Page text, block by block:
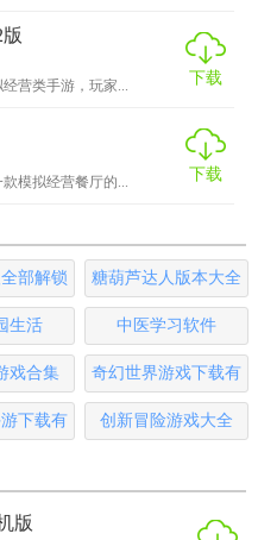
根据自己的喜好制定经营
互动，玩家可以与其他玩
销活动或特色活动，增加
面和逼真的音效为玩家提供
期更新内容，为玩家带来
经营类游戏，它融合了餐
种元素，为玩家提供了丰
经营类手游，玩家...
下载
款模拟经营餐厅的...
下载
部解锁
糖葫芦达人版本大全
生活 中医学习软件
戏合集
奇幻世界游戏下载有
哪些
下载有
创新冒险游戏大全
版